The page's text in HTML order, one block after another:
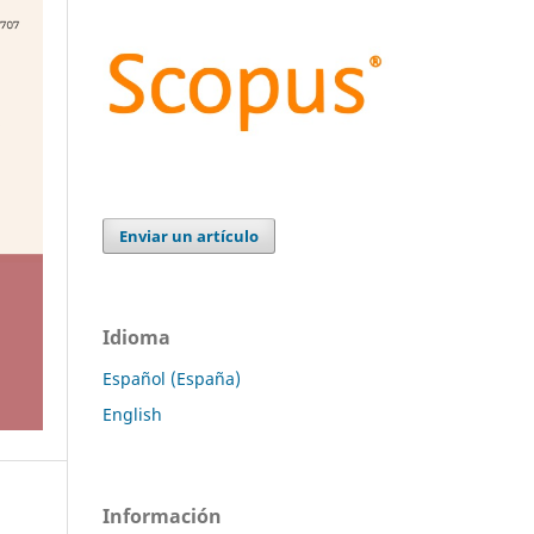
Enviar un artículo
Idioma
Español (España)
English
Información